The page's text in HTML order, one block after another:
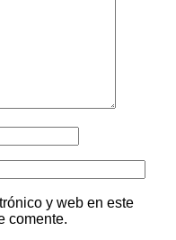
y web en este
comente.